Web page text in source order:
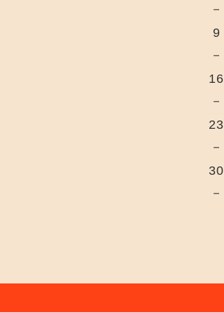
－
9
－
16
－
23
－
30
－